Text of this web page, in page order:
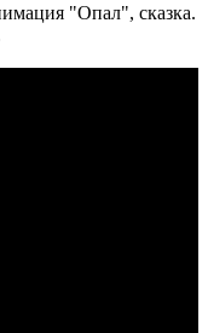
"Опал", сказка.